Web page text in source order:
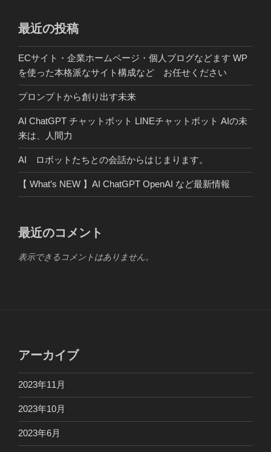
ー
シ
ョ
ン
最近の投稿
ECサイト・企業ホームページ・個人ブログなどます WP
を使った本格派なサイト構成など お任せください
プロンプトから創り出す未来
AI ChatGPT チャットボット LINEチャットボット AIの未
来は、人間力
AI ロボットたちとの会話からはじまります。
【 What’s NEW 】AI ChatGPT OpenAI など最新情報
最近のコメント
表示できるコメントはありません。
アーカイブ
2023年11月
2023年10月
2023年6月